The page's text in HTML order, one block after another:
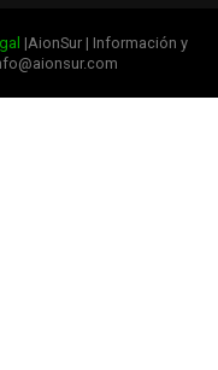
|AionSur | Información y